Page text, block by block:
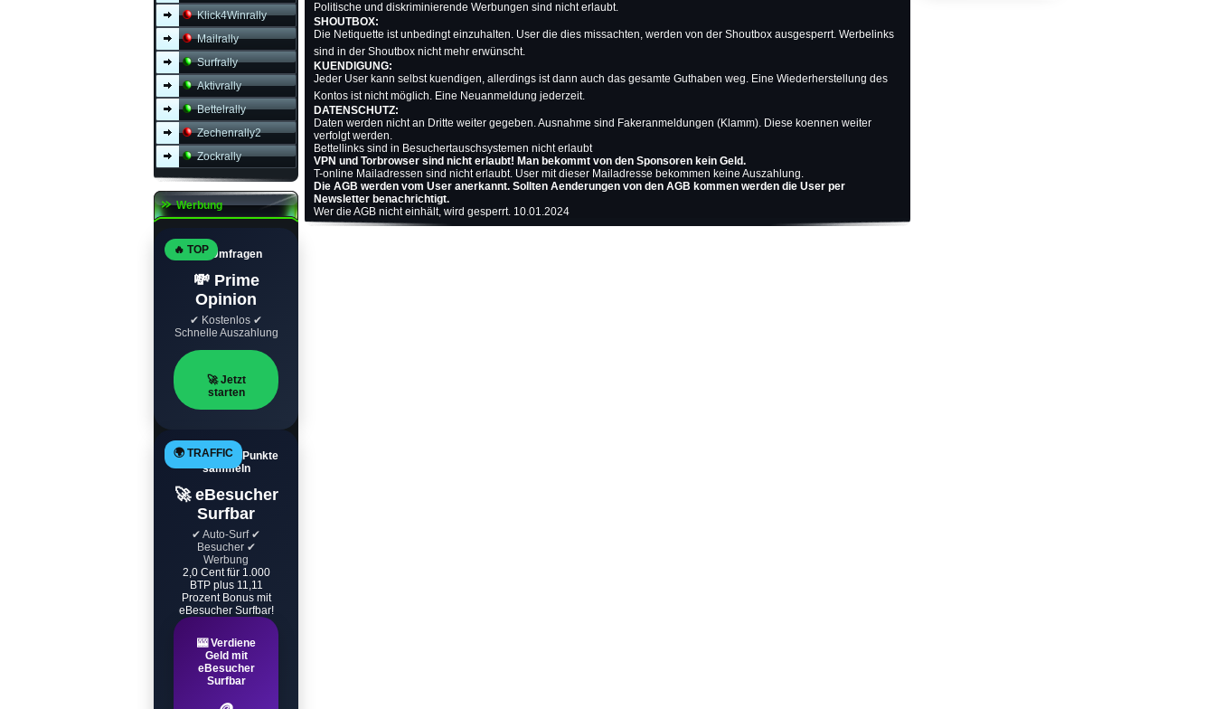
Klick4Winrally
Mailrally
Surfrally
Aktivrally
Bettelrally
Zechenrally2
Zockrally
Werbung
🔥 TOP
Top Umfragen
💸 Prime
Opinion
✔ Kostenlos ✔
Schnelle Auszahlung
🚀 Jetzt
starten
🌍 TRAFFIC
Automatisch Punkte
sammeln
🚀 eBesucher
Surfbar
✔ Auto-Surf ✔
Besucher ✔
Werbung
2,0 Cent für 1.000
BTP plus 11,11
Prozent Bonus mit
eBesucher Surfbar!
🎰 Verdiene
Geld mit
eBesucher
Surfbar
Politische und diskriminierende Werbungen sind nicht erlaubt.
SHOUTBOX:
Die Netiquette ist unbedingt einzuhalten. User die dies missachten, werden von der Shoutbox ausgesperrt. Werbelinks
sind in der Shoutbox nicht mehr erwünscht.
KUENDIGUNG:
Jeder User kann selbst kuendigen, allerdings ist dann auch das gesamte Guthaben weg. Eine Wiederherstellung des
Kontos ist nicht möglich. Eine Neuanmeldung jederzeit.
DATENSCHUTZ:
Daten werden nicht an Dritte weiter gegeben. Ausnahme sind Fakeranmeldungen (Klamm). Diese koennen weiter
verfolgt werden.
Bettellinks sind in Besuchertauschsystemen nicht erlaubt
VPN und Torbrowser sind nicht erlaubt! Man bekommt von den Sponsoren kein Geld.
T-online Mailadressen sind nicht erlaubt. User mit dieser Mailadresse bekommen keine Auszahlung.
Die AGB werden vom User anerkannt. Sollten Aenderungen von den AGB kommen werden die User per
Newsletter benachrichtigt.
Wer die AGB nicht einhält, wird gesperrt. 10.01.2024